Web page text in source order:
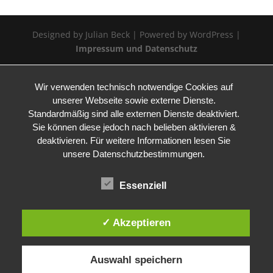
Designed by Julian Beck | Powered by WordPress |
Impressum und Datenschutz
Wir verwenden technisch notwendige Cookies auf
unserer Webseite sowie externe Dienste.
Standardmäßig sind alle externen Dienste deaktiviert.
Sie können diese jedoch nach belieben aktivieren &
deaktivieren. Für weitere Informationen lesen Sie
unsere Datenschutzbestimmungen.
Essenziell
✓ Akzeptieren
Auswahl speichern